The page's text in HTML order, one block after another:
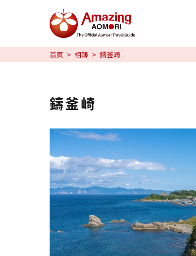
特輯
旅行攻略
한국어
首頁 相簿 鑄釜崎
鑄釜崎